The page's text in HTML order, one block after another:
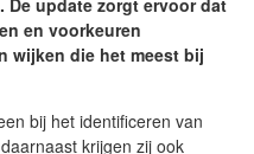
update zorgt ervoor dat
en voorkeuren
wijken die het meest bij
bij het identificeren van
krijgen zij ook